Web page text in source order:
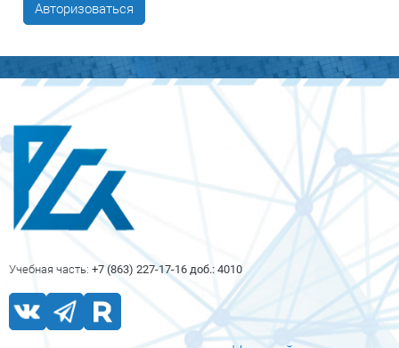
Авторизоваться
Учебная часть: +7 (863) 227-17-16 доб.: 4010